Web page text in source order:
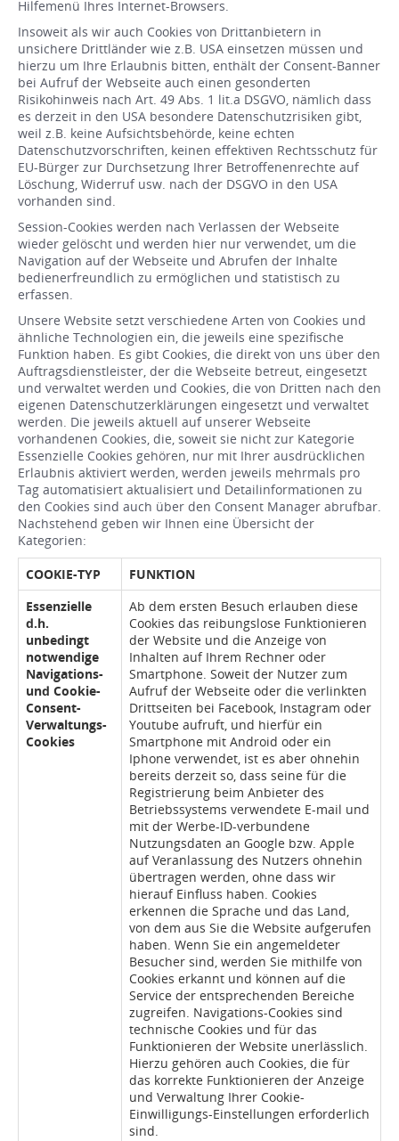
Hilfemenü Ihres Internet-Browsers.
Insoweit als wir auch Cookies von Drittanbietern in
unsichere Drittländer wie z.B. USA einsetzen müssen und
hierzu um Ihre Erlaubnis bitten, enthält der Consent-Banner
bei Aufruf der Webseite auch einen gesonderten
Risikohinweis nach Art. 49 Abs. 1 lit.a DSGVO, nämlich dass
es derzeit in den USA besondere Datenschutzrisiken gibt,
weil z.B. keine Aufsichtsbehörde, keine echten
Datenschutzvorschriften, keinen effektiven Rechtsschutz für
EU-Bürger zur Durchsetzung Ihrer Betroffenenrechte auf
Löschung, Widerruf usw. nach der DSGVO in den USA
vorhanden sind.
Session-Cookies werden nach Verlassen der Webseite
wieder gelöscht und werden hier nur verwendet, um die
Navigation auf der Webseite und Abrufen der Inhalte
bedienerfreundlich zu ermöglichen und statistisch zu
erfassen.
Unsere Website setzt verschiedene Arten von Cookies und
ähnliche Technologien ein, die jeweils eine spezifische
Funktion haben. Es gibt Cookies, die direkt von uns über den
Auftragsdienstleister, der die Webseite betreut, eingesetzt
und verwaltet werden und Cookies, die von Dritten nach den
eigenen Datenschutzerklärungen eingesetzt und verwaltet
werden. Die jeweils aktuell auf unserer Webseite
vorhandenen Cookies, die, soweit sie nicht zur Kategorie
Essenzielle Cookies gehören, nur mit Ihrer ausdrücklichen
Erlaubnis aktiviert werden, werden jeweils mehrmals pro
Tag automatisiert aktualisiert und Detailinformationen zu
den Cookies sind auch über den Consent Manager abrufbar.
Nachstehend geben wir Ihnen eine Übersicht der
Kategorien:
COOKIE-TYP
FUNKTION
Essenzielle
d.h.
unbedingt
notwendige
Navigations-
und Cookie-
Consent-
Verwaltungs-
Cookies
Ab dem ersten Besuch erlauben diese
Cookies das reibungslose Funktionieren
der Website und die Anzeige von
Inhalten auf Ihrem Rechner oder
Smartphone. Soweit der Nutzer zum
Aufruf der Webseite oder die verlinkten
Drittseiten bei Facebook, Instagram oder
Youtube aufruft, und hierfür ein
Smartphone mit Android oder ein
Iphone verwendet, ist es aber ohnehin
bereits derzeit so, dass seine für die
Registrierung beim Anbieter des
Betriebssystems verwendete E-mail und
mit der Werbe-ID-verbundene
Nutzungsdaten an Google bzw. Apple
auf Veranlassung des Nutzers ohnehin
übertragen werden, ohne dass wir
hierauf Einfluss haben. Cookies
erkennen die Sprache und das Land,
von dem aus Sie die Website aufgerufen
haben. Wenn Sie ein angemeldeter
Besucher sind, werden Sie mithilfe von
Cookies erkannt und können auf die
Service der entsprechenden Bereiche
zugreifen. Navigations-Cookies sind
technische Cookies und für das
Funktionieren der Website unerlässlich.
Hierzu gehören auch Cookies, die für
das korrekte Funktionieren der Anzeige
und Verwaltung Ihrer Cookie-
Einwilligungs-Einstellungen erforderlich
sind.